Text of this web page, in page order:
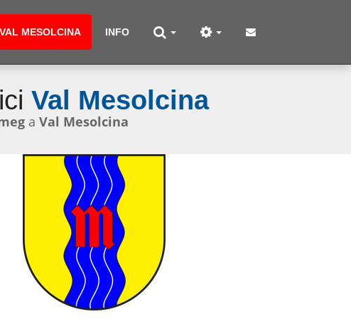
VAL MESOLCINA INFO
Val Mesolcina
a Val Mesolcina